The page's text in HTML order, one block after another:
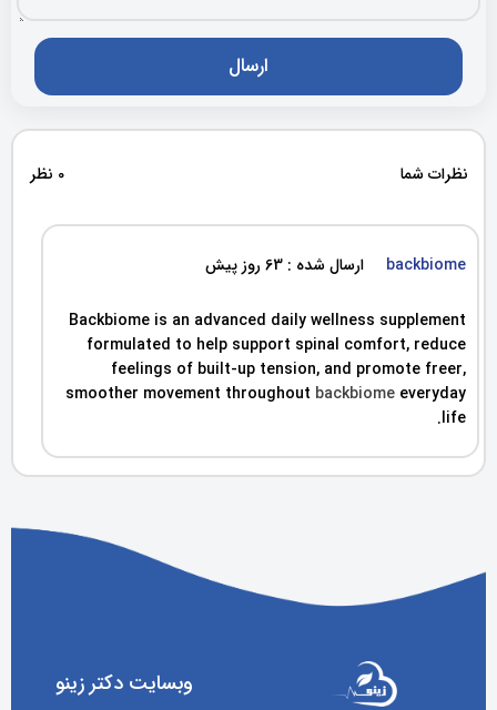
نظرات شما 0 نظر
backbiome ارسال شده : 63 روز پیش
Backbiome is an advanced daily wellness supplement
formulated to help support spinal comfort, reduce
feelings of built-up tension, and promote freer,
smoother movement throughout backbiome everyday
life.
وبسایت دکتر زینو